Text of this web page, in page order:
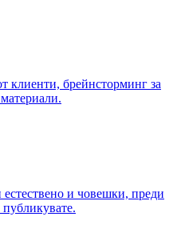
клиенти, брейнсторминг за
естествено и човешки, преди